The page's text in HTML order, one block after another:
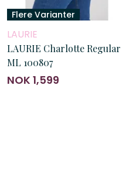
Flere Varianter
LAURIE
LAURIE Charlotte Regular
ML 100807
NOK 1,599